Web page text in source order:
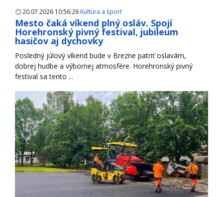
20.07.2026 10:56:26 Kultúra a šport
Mesto čaká víkend plný osláv. Spojí
Horehronský pivný festival, jubileum
hasičov aj dychovky
Posledný júlový víkend bude v Brezne patriť oslavám,
dobrej hudbe a výbornej atmosfére. Horehronský pivný
festival sa tento ...